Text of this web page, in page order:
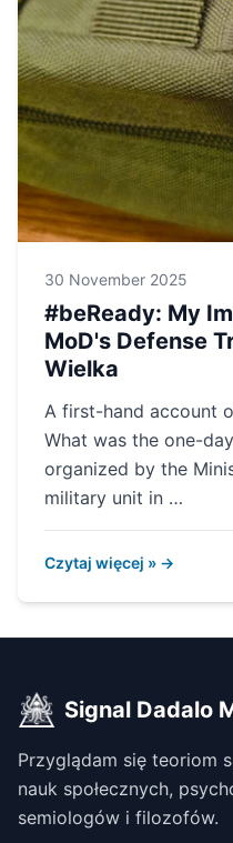
30 November 2025
#beReady: My
MoD's Defense
Wielka
A first-hand account
What was the one-
organized by the
military unit in …
Czytaj więcej » →
Signal Dadalo
Przyglądam się teoriom
nauk społecznych,
semiologów i filozofów.